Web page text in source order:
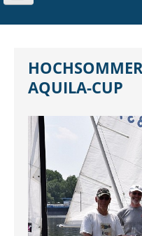
DER SCHO
JUGEND
RUND UMS SEGELN
MITGLIEDER
AQUILA-CUP